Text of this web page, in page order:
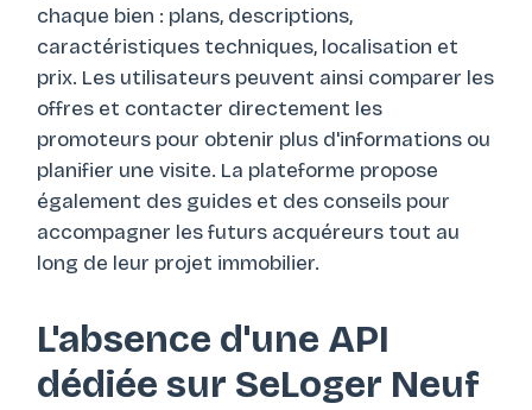
chaque bien : plans, descriptions,
caractéristiques techniques, localisation et
prix. Les utilisateurs peuvent ainsi comparer les
offres et contacter directement les
promoteurs pour obtenir plus d'informations ou
planifier une visite. La plateforme propose
également des guides et des conseils pour
accompagner les futurs acquéreurs tout au
long de leur projet immobilier.
L'absence d'une API
dédiée sur SeLoger Neuf